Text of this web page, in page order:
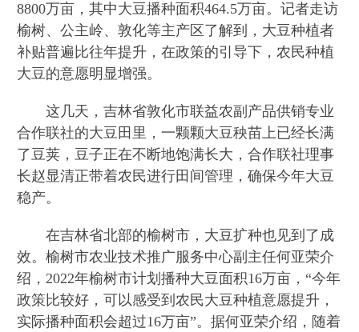
8800万亩，其中大豆播种面积464.5万亩。记者走访
榆树、公主岭、敦化等主产区了解到，大豆种植者
补贴普遍比往年提升，在政策的引导下，农民种植
大豆的意愿明显增强。
这几天，吉林省敦化市联益农副产品供销专业
合作联社的大豆田里，一颗颗大豆秧苗上已经长满
了豆荚，豆子正在不断地饱满长大，合作联社理事
长赵显清正带着农民进行田间管理，确保今年大豆
稳产。
在吉林省北部的榆树市，大豆扩种也见到了成
效。榆树市农业技术推广服务中心副主任何亚荣介
绍，2022年榆树市计划播种大豆面积16万亩，“今年
政策比较好，可以感受到农民大豆种植意愿提升，
实际播种面积会超过16万亩”。据何亚荣介绍，随着